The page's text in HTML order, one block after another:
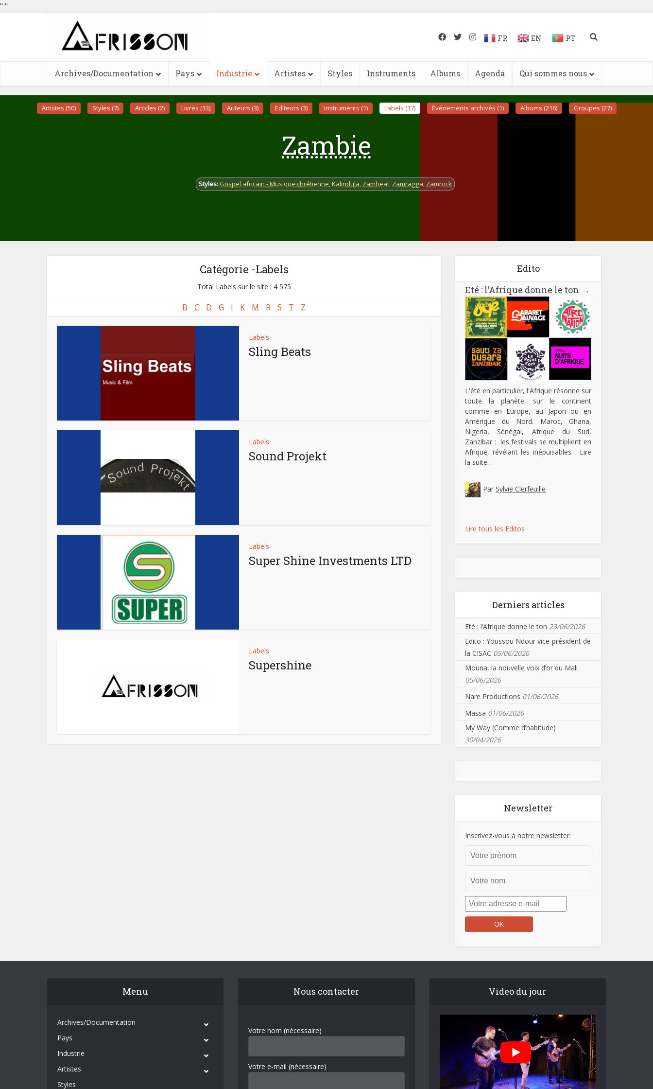
" "
FR EN PT
Archives/Documentation Pays Industrie Artistes Styles Instruments Albums Agenda Qui sommes nous
Artistes (50) Styles (7) Articles (2) Livres (13) Auteurs (3) Editeurs (3) Instruments (1) Labels (17) Événements archivés (1) Albums (216) Groupes (27)
Zambie
Styles:Gospel africain - Musique chrétienne,Kalindula, Zambeat, Zamragga, Zamrock
Catégorie -Labels
Total Labels sur le site : 4 575
B C D G I K M R S T Z
Labels
Sling Beats
Labels
Sound Projekt
Labels
Super Shine Investments LTD
Labels
Supershine
Edito
Eté : l’Afrique donne le ton →
L'été en particulier, l'Afrique résonne sur
toute la planète, sur le continent
comme en Europe, au Japon ou en
Amérique du Nord. Maroc, Ghana,
Nigeria, Sénégal, Afrique du Sud,
Zanzibar : les festivals se multiplient en
Afrique, révélant les inépuisables… Lire
la suite…
Par Sylvie Clerfeuille
Lire tous les Editos
Derniers articles
Eté : l’Afrique donne le ton 23/06/2026
Edito : Youssou Ndour vice-président de
la CISAC 05/06/2026
Mouna, la nouvelle voix d’or du Mali
05/06/2026
Nare Productions 01/06/2026
Massa 01/06/2026
My Way (Comme d’habitude)
30/04/2026
Newsletter
Inscrivez-vous à notre newsletter:
Menu
Archives/Documentation
Pays
Industrie
Artistes
Styles
Nous contacter
Votre nom (nécessaire)
Votre e-mail (nécessaire)
Video du jour